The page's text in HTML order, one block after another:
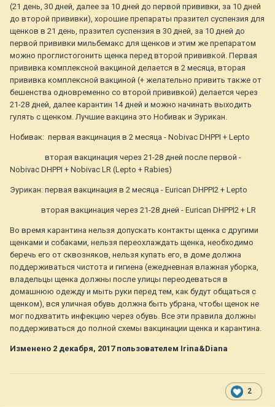
(21 день, 30 дней, далее за 10 дней до первой прививки, за 10 дней
до второй прививки), хорошие препараты празител суспензия для
щенков в 21 день, празител суспензия в 30 дней, за 10 дней до
первой прививки мильбемакс для щенков и этим же препаратом
можно проглистогонить щенка перед второй прививкой. Первая
прививка комплексной вакциной делается в 2 месяца, вторая
прививка комплексной вакциной (+ желательно привить также от
бешенства одновременно со второй прививкой) делается через
21-28 дней, далее карантин 14 дней и можно начинать выходить
гулять с щенком. Лучшие вакцина это Нобивак и Эурикан.
Нобивак: первая вакцинация в 2 месяца - Nobivac DHPPI + Lepto
вторая вакцинация через 21-28 дней после первой -
Nobivac DHPPI + Nobivac LR (Lepto + Rabies)
Эурикан: первая вакцинация в 2 месяца - Eurican DHPPI2 + Lepto
вторая вакцинация через 21-28 дней - Eurican DHPPI2 + LR
Во время карантина нельзя допускать контакты щенка с другими
щенками и собаками, нельзя переохлаждать щенка, необходимо
беречь его от сквозняков, нельзя купать его, в доме должна
поддерживаться чистота и гигиена (ежедневная влажная уборка,
владельцы щенка должны после улицы переодеваться в
домашнюю одежду и мыть руки перед тем, как будут общаться с
щенком), вся уличная обувь должна быть убрана, чтобы щенок не
мог подхватить инфекцию через обувь. Все эти правила должны
поддерживаться до полной схемы вакцинации щенка и карантина.
Изменено 2 декабря, 2017пользователем Irina&Diana
2